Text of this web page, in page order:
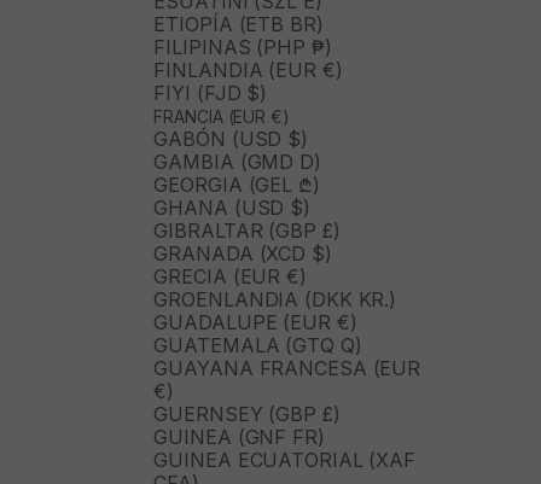
ETIOPÍA (ETB BR)
FILIPINAS (PHP ₱)
FINLANDIA (EUR €)
FIYI (FJD $)
FRANCIA (EUR €)
GABÓN (USD $)
GAMBIA (GMD D)
GEORGIA (GEL ₾)
GHANA (USD $)
GIBRALTAR (GBP £)
GRANADA (XCD $)
GRECIA (EUR €)
GROENLANDIA (DKK KR.)
GUADALUPE (EUR €)
GUATEMALA (GTQ Q)
GUAYANA FRANCESA (EUR
€)
GUERNSEY (GBP £)
GUINEA (GNF FR)
GUINEA ECUATORIAL (XAF